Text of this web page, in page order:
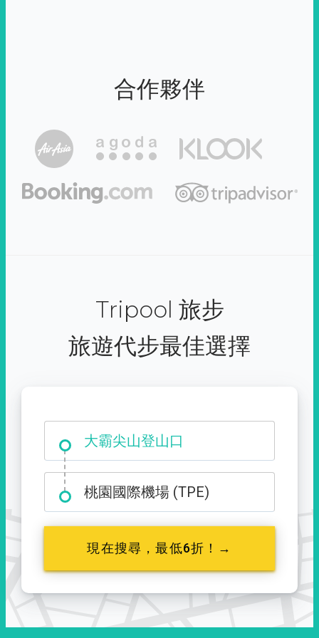
合作夥伴
Tripool 旅步
旅遊代步最佳選擇
大霸尖山登山口
桃園國際機場 (TPE)
現在搜尋，最低6折！→